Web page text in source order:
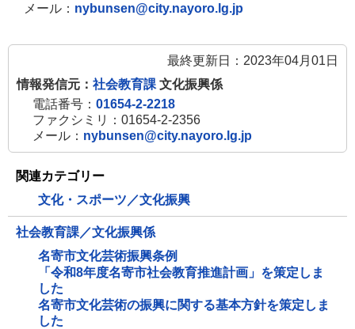
メール： nybunsen@city.nayoro.lg.jp
最終更新日：2023年04月01日
情報発信元： 社会教育課 文化振興係
電話番号： 01654-2-2218
ファクシミリ：01654-2-2356
メール： nybunsen@city.nayoro.lg.jp
関連カテゴリー
文化・スポーツ／文化振興
社会教育課／文化振興係
名寄市文化芸術振興条例
「令和8年度名寄市社会教育推進計画」を策定しま
した
名寄市文化芸術の振興に関する基本方針を策定しま
した